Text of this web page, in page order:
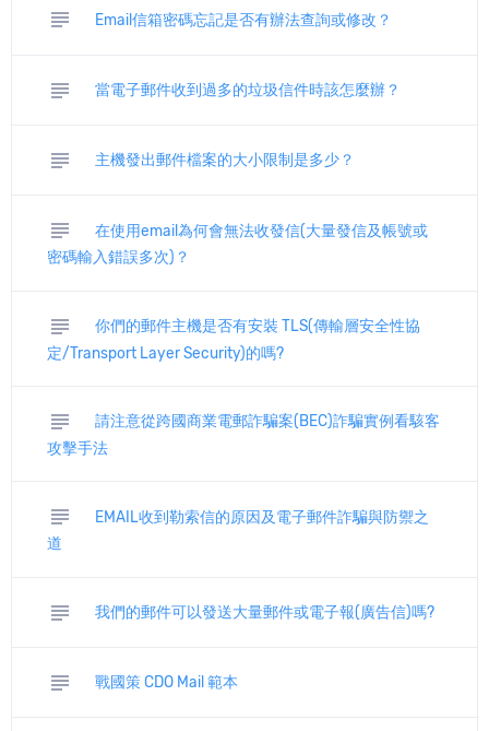
subject Email信箱密碼忘記是否有辦法查詢或修改？
subject 當電子郵件收到過多的垃圾信件時該怎麼辦？
subject 主機發出郵件檔案的大小限制是多少？
subject
在使用email為何會無法收發信(大量發信及帳號或
密碼輸入錯誤多次)？
subject
你們的郵件主機是否有安裝 TLS(傳輸層安全性協
定/Transport Layer Security)的嗎?
subject
請注意從跨國商業電郵詐騙案(BEC)詐騙實例看駭客
攻擊手法
subject
EMAIL收到勒索信的原因及電子郵件詐騙與防禦之
道
subject 我們的郵件可以發送大量郵件或電子報(廣告信)嗎?
subject 戰國策 CDO Mail 範本